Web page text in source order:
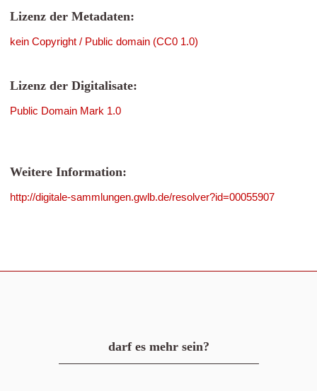
Lizenz der Metadaten:
kein Copyright / Public domain (CC0 1.0)
Lizenz der Digitalisate:
Public Domain Mark 1.0
Weitere Information:
http://digitale-sammlungen.gwlb.de/resolver?id=00055907
darf es mehr sein?